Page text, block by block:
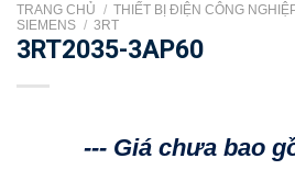
TRANG CHỦ / THIẾT BỊ ĐIỆN CÔNG
SIEMENS / 3RT
3RT2035-3AP60
--- Giá chưa bao